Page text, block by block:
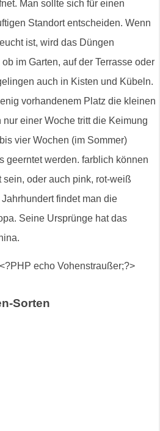
Man sollte sich für einen
Standort entscheiden. Wenn
ist, wird das Düngen
im Garten, auf der Terrasse oder
auch in Kisten und Kübeln.
vorhandenem Platz die kleinen
einer Woche tritt die Keimung
vier Wochen (im Sommer)
geerntet werden. farblich können
oder auch pink, rot-weiß
findet man die
Seine Ursprünge hat das
Sorten